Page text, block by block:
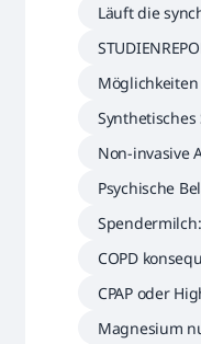
Läuft die
Non-invasive
Psychische
COPD
CPAP oder
Magnesium